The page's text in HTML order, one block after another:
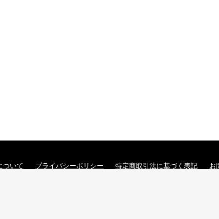
ついて プライバシーポリシー 特定商取引法に基づく表記 お